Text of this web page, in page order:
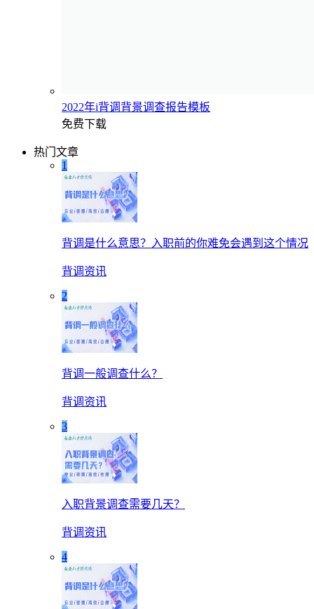
2022年i背调背景调查报告模板
免费下载
热门文章
1
背调是什么意思？入职前的你难免会遇到这个情况
背调资讯
2
背调一般调查什么？
背调资讯
3
入职背景调查需要几天？
背调资讯
4